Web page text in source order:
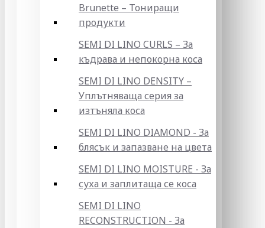
Brunette – Тониращи
продукти
SEMI DI LINO CURLS – За
къдрава и непокорна коса
SEMI DI LINO DENSITY –
Уплътняваща серия за
изтъняла коса
SEMI DI LINO DIAMOND - За
блясък и запазване на цвета
SEMI DI LINO MOISTURE - За
суха и заплитаща се коса
SEMI DI LINO
RECONSTRUCTION - За